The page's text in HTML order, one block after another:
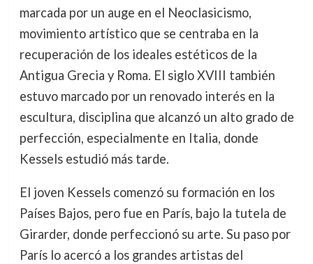
marcada por un auge en el Neoclasicismo,
movimiento artístico que se centraba en la
recuperación de los ideales estéticos de la
Antigua Grecia y Roma. El siglo XVIII también
estuvo marcado por un renovado interés en la
escultura, disciplina que alcanzó un alto grado de
perfección, especialmente en Italia, donde
Kessels estudió más tarde.
El joven Kessels comenzó su formación en los
Países Bajos, pero fue en París, bajo la tutela de
Girarder, donde perfeccionó su arte. Su paso por
París lo acercó a los grandes artistas del